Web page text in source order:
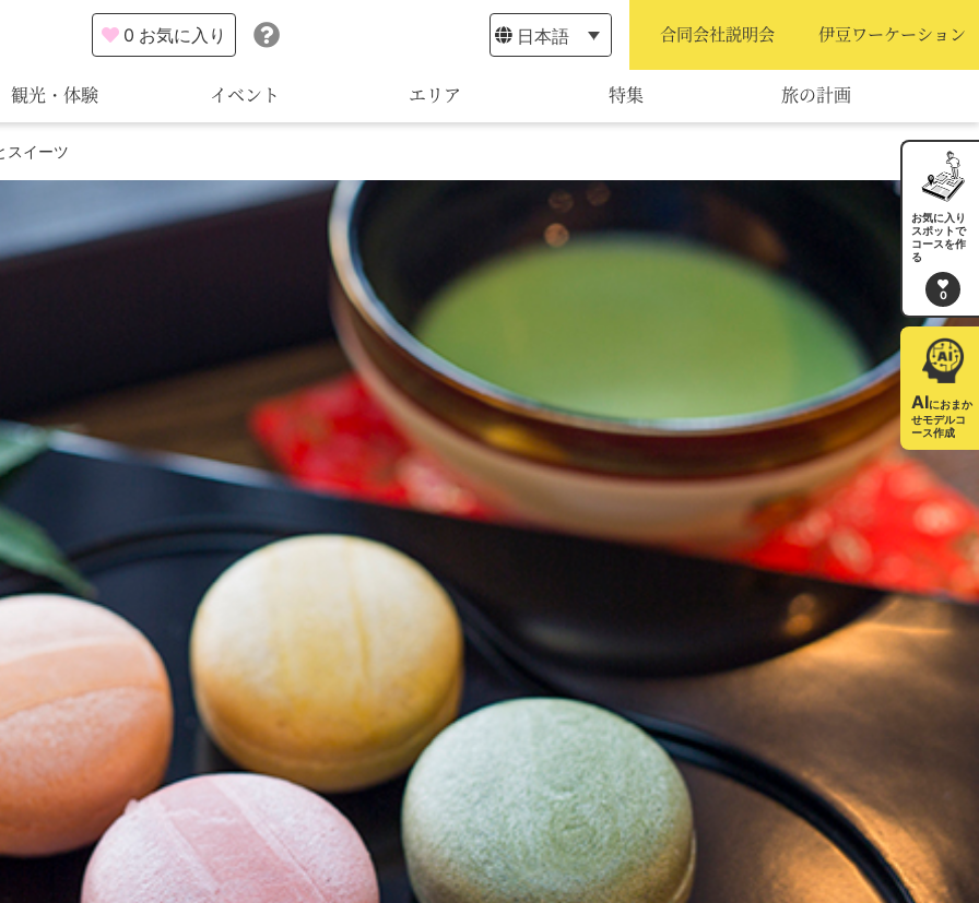
観光・体験 イベント エリア 特集 旅の計画
旅程作成
AIルートプランナー
日本語 合同会社説明会 伊豆ワーケーション
0 お気に入り
スイーツ
お気に入り
スポットで
コースを作
る
0
AIにおまか
せモデルコ
ース作成